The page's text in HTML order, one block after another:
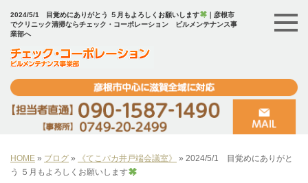
2024/5/1 目覚めにありがとう ５月もよろしくお願いします
｜彦根市
でクリニック清掃ならチェック・コーポレーション ビルメンテナンス事
業部へ
HOME » ブログ » 《てこパカ井戸端会議室》 » 2024/5/1 目覚めにありがと
う ５月もよろしくお願いします